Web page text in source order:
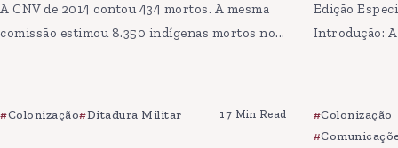
A CNV de 2014 contou 434 mortos. A mesma
comissão estimou 8.350 indígenas mortos no...
Colonização Ditadura Militar 17 Min Read
Edição
Introdução:
Colonização